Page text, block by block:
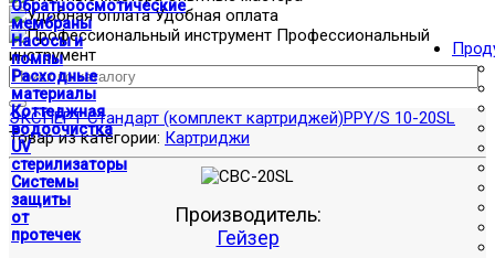
Обратноосмотические
мембраны
Насосы и
помпы
Расходные
материалы
Коттеджная
водоочистка
UV
стерилизаторы
Системы
защиты
от
протечек
Удобная оплата
Профессиональный
инструмент
ЭКСПЕРТ Стандарт (комплект картриджей)PPY/S 10-20SL
Товар из категории: Картриджи
Производитель:
Гейзер